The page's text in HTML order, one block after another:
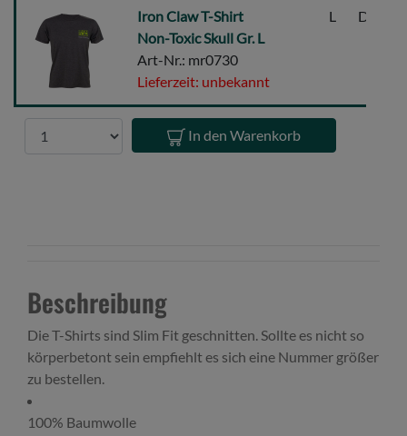
Iron
Claw
Shirt
Non-
Toxic
Skull
Iron Claw T-Shirt
Non-Toxic Skull Gr. L
Art-Nr.: mr0730
Lieferzeit: unbekannt
L
In den Warenkorb
Beschreibung
Die T-Shirts sind Slim Fit geschnitten. Sollte es nicht so
körperbetont sein empfiehlt es sich eine Nummer größer
zu bestellen.
100% Baumwolle